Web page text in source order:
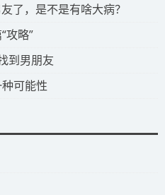
了，是不是有啥大病？
攻略”
到男朋友
可能性